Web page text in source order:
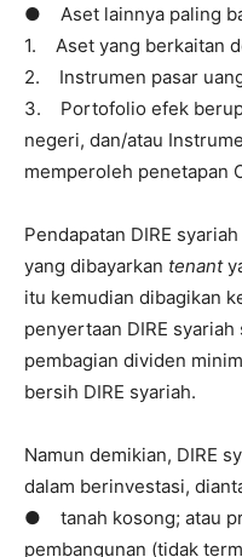
● Aset lainnya paling
1. Aset yang berkaitan
2. Instrumen pasar
3. Portofolio efek
negeri, dan/atau
memperoleh penetapan
Pendapatan DIRE
yang dibayarkan tenant
itu kemudian dibagikan
penyertaan DIRE
pembagian dividen
bersih DIRE syariah.
Namun demikian, DIRE
dalam berinvestasi,
● tanah kosong; atau
pembangunan (tidak